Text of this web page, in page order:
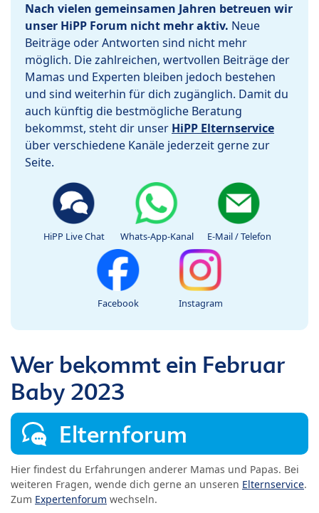
Nach vielen gemeinsamen Jahren betreuen wir
unser HiPP Forum nicht mehr aktiv. Neue
Beiträge oder Antworten sind nicht mehr
möglich. Die zahlreichen, wertvollen Beiträge der
Mamas und Experten bleiben jedoch bestehen
und sind weiterhin für dich zugänglich. Damit du
auch künftig die bestmögliche Beratung
bekommst, steht dir unser HiPP Elternservice
über verschiedene Kanäle jederzeit gerne zur
Seite.
HiPP Live Chat Whats-App-Kanal E-Mail / Telefon
Facebook Instagram
Wer bekommt ein Februar
Baby 2023
Elternforum
Hier findest du Erfahrungen anderer Mamas und Papas. Bei
weiteren Fragen, wende dich gerne an unseren Elternservice.
Zum Expertenforum wechseln.